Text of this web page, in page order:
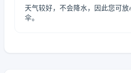
天气较好，不会降水，因此您可
伞。